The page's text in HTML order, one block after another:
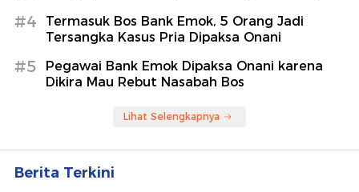
#4
Termasuk Bos Bank Emok, 5 Orang Jadi
Tersangka Kasus Pria Dipaksa Onani
#5
Pegawai Bank Emok Dipaksa Onani karena
Dikira Mau Rebut Nasabah Bos
Lihat Selengkapnya
Berita Terkini